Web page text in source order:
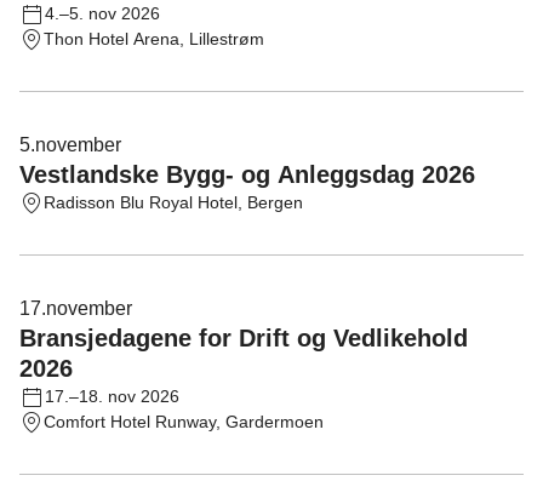
4.–5. nov 2026
Thon Hotel Arena, Lillestrøm
5.november
Vestlandske Bygg- og Anleggsdag 2026
Radisson Blu Royal Hotel, Bergen
17.november
Bransjedagene for Drift og Vedlikehold
2026
17.–18. nov 2026
Comfort Hotel Runway, Gardermoen